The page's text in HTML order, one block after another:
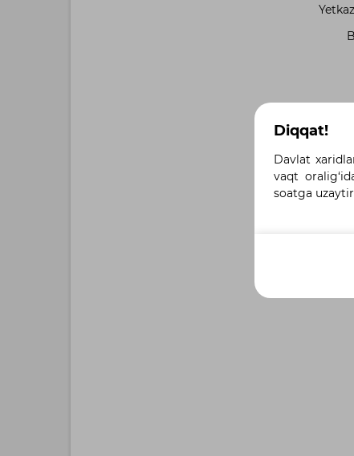
Diqqat!
Davlat
vaqt
soatga